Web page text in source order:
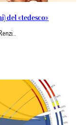
del «tedesco»